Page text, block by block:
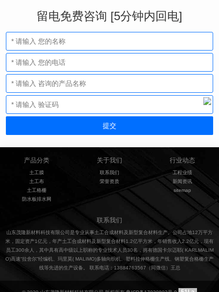
留电免费咨询 [5分钟内回电]
产品分类
土工膜
土工布
土工格栅
防水板排水网
关于我们
联系我们
荣誉资质
行业动态
工程业绩
新闻资讯
sitemap
联系我们
山东茂隆新材料科技有限公司是专业从事土工合成材料及新型复合材料生产。公司占地12万平方
米，固定资产1亿元，年产土工合成材料及新型复合材料1.2亿平方米，年销售收入2.2亿元，现有
员工300余人，其中具有高中级以上职称的专业技术人员30名，拥有德国卡尔迈耶( KARLMALIM
O)高速“拉舍尔”经编机、玛里莫( MALIMO)多轴向织机、塑料拉伸格栅生产线、钢塑复合格栅生产
线等先进的生产设备。 联系电话：13884763567（同微信）王总